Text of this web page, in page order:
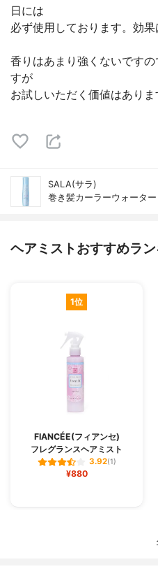
日には
必ず使用しております。効果
香りはあまり強くないです
すが
お試しいただく価値はありま
SALA(サラ)
巻き髪カーラーウォーター
ヘアミストおすすめラ
1位
FIANCÉE(フィアンセ)
フレグランスヘアミスト
3.92(1)
¥880